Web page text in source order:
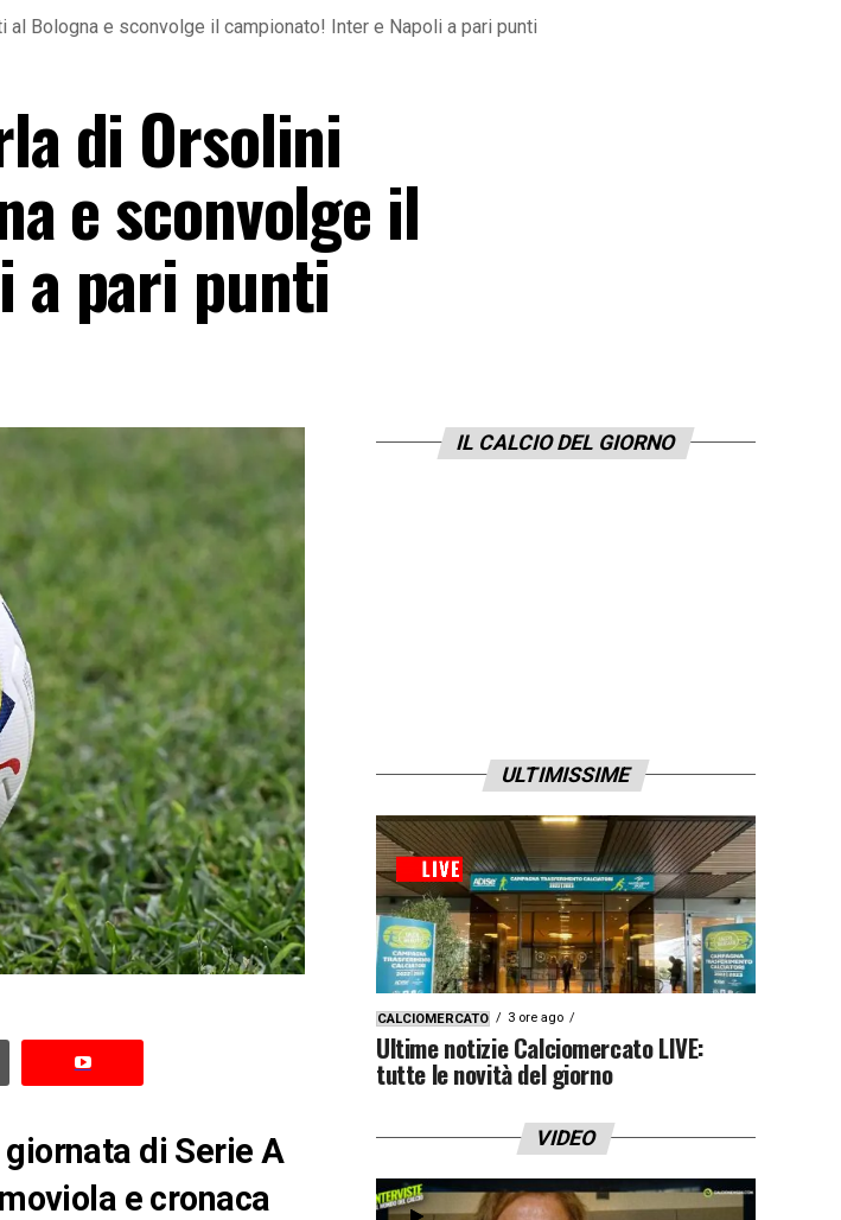
Bologna e sconvolge il campionato! Inter e Napoli a pari punti
di Orsolini
e sconvolge il
a pari punti
di Serie A
e cronaca
IL CALCIO DEL GIORNO
ULTIMISSIME
CALCIOMERCATO 3 ore ago
Ultime notizie Calciomercato LIVE:
tutte le novità del giorno
VIDEO